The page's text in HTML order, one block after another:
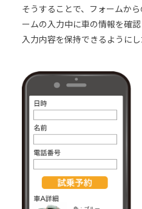
そうすることで、フォームか
ームの入力中に車の情報を確
入力内容を保持できるようにし